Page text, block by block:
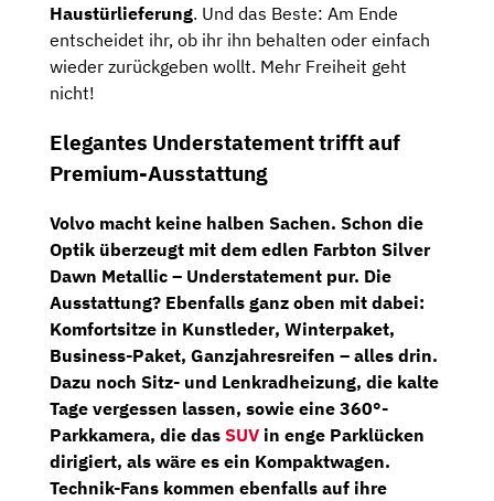
Haustürlieferung. Und das Beste: Am Ende
entscheidet ihr, ob ihr ihn behalten oder einfach
wieder zurückgeben wollt. Mehr Freiheit geht
nicht!
Elegantes Understatement trifft auf
Premium-Ausstattung
Volvo macht keine halben Sachen. Schon die
Optik überzeugt mit dem edlen Farbton Silver
Dawn Metallic – Understatement pur. Die
Ausstattung? Ebenfalls ganz oben mit dabei:
Komfortsitze in Kunstleder, Winterpaket,
Business-Paket, Ganzjahresreifen – alles drin.
Dazu noch Sitz- und Lenkradheizung, die kalte
Tage vergessen lassen, sowie eine 360°-
Parkkamera, die das SUV in enge Parklücken
dirigiert, als wäre es ein Kompaktwagen.
Technik-Fans kommen ebenfalls auf ihre